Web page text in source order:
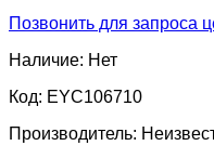
Позвонить для запроса
Наличие: Нет
Код: EYC106710
Производитель: